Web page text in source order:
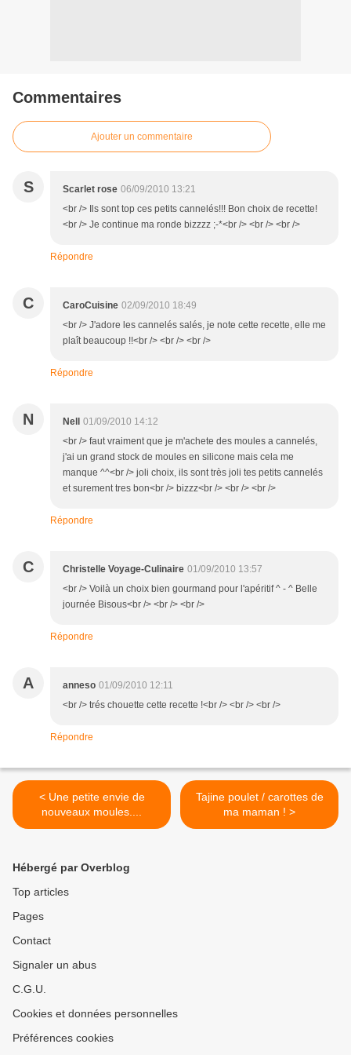
Commentaires
Ajouter un commentaire
S Scarlet rose 06/09/2010 13:21
<br /> Ils sont top ces petits cannelés!!! Bon choix de recette!
<br /> Je continue ma ronde bizzzz ;-*<br /> <br /> <br />
Répondre
C CaroCuisine 02/09/2010 18:49
<br /> J'adore les cannelés salés, je note cette recette, elle me
plaît beaucoup !!<br /> <br /> <br />
Répondre
N Nell
01/09/2010 14:12
<br /> faut vraiment que je m'achete des moules a cannelés,
j'ai un grand stock de moules en silicone mais cela me
manque ^^<br /> joli choix, ils sont très joli tes petits cannelés
et surement tres bon<br /> bizzz<br /> <br /> <br />
Répondre
C Christelle Voyage-Culinaire 01/09/2010 13:57
<br /> Voilà un choix bien gourmand pour l'apéritif ^ - ^ Belle
journée Bisous<br /> <br /> <br />
Répondre
A anneso 01/09/2010 12:11
<br /> trés chouette cette recette !<br /> <br /> <br />
Répondre
< Une petite envie de
nouveaux moules....
Tajine poulet / carottes de
ma maman ! >
Hébergé par Overblog
Top articles
Pages
Contact
Signaler un abus
C.G.U.
Cookies et données personnelles
Préférences cookies